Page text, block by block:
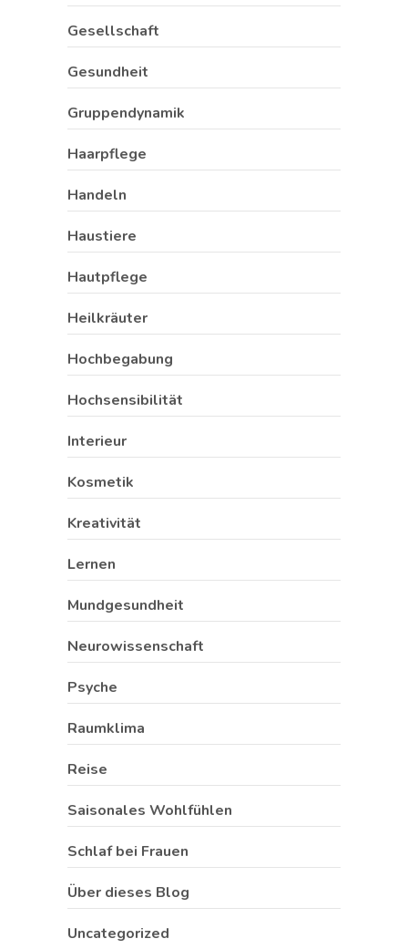
Gesellschaft
Gesundheit
Gruppendynamik
Haarpflege
Handeln
Haustiere
Hautpflege
Heilkräuter
Hochbegabung
Hochsensibilität
Interieur
Kosmetik
Kreativität
Lernen
Mundgesundheit
Neurowissenschaft
Psyche
Raumklima
Reise
Saisonales Wohlfühlen
Schlaf bei Frauen
Über dieses Blog
Uncategorized